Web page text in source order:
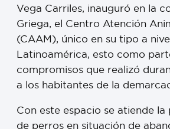
Vega Carriles, inauguró en la
Griega, el Centro Atención
(CAAM), único en su tipo a
Latinoamérica, esto como
compromisos que realizó
a los habitantes de la
Con este espacio se atiende
de perros en situación de